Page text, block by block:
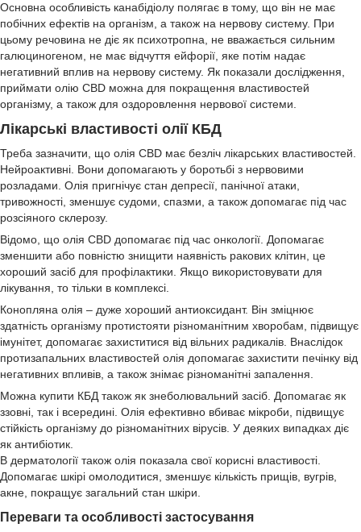
Основна особливість канабідіолу полягає в тому, що він не має
побічних ефектів на організм, а також на нервову систему. При
цьому речовина не діє як психотропна, не вважається сильним
галюциногеном, не має відчуття ейфорії, яке потім надає
негативний вплив на нервову систему. Як показали дослідження,
приймати олію CBD можна для покращення властивостей
організму, а також для оздоровлення нервової системи.
Лікарські властивості олії КБД
Треба зазначити, що олія CBD має безліч лікарських властивостей.
Нейроактивні. Вони допомагають у боротьбі з нервовими
розладами. Олія пригнічує стан депресії, панічної атаки,
тривожності, зменшує судоми, спазми, а також допомагає під час
розсіяного склерозу.
Відомо, що олія CBD допомагає під час онкології. Допомагає
зменшити або повністю знищити наявність ракових клітин, це
хороший засіб для профілактики. Якщо використовувати для
лікування, то тільки в комплексі.
Конопляна олія – дуже хороший антиоксидант. Він зміцнює
здатність організму протистояти різноманітним хворобам, підвищує
імунітет, допомагає захиститися від вільних радикалів. Внаслідок
протизапальних властивостей олія допомагає захистити печінку від
негативних впливів, а також знімає різноманітні запалення.
Можна купити КБД також як знеболювальний засіб. Допомагає як
ззовні, так і всередині. Олія ефективно вбиває мікроби, підвищує
стійкість організму до різноманітних вірусів. У деяких випадках діє
як антибіотик.
В дерматології також олія показала свої корисні властивості.
Допомагає шкірі омолодитися, зменшує кількість прищів, вугрів,
акне, покращує загальний стан шкіри.
Переваги та особливості застосування